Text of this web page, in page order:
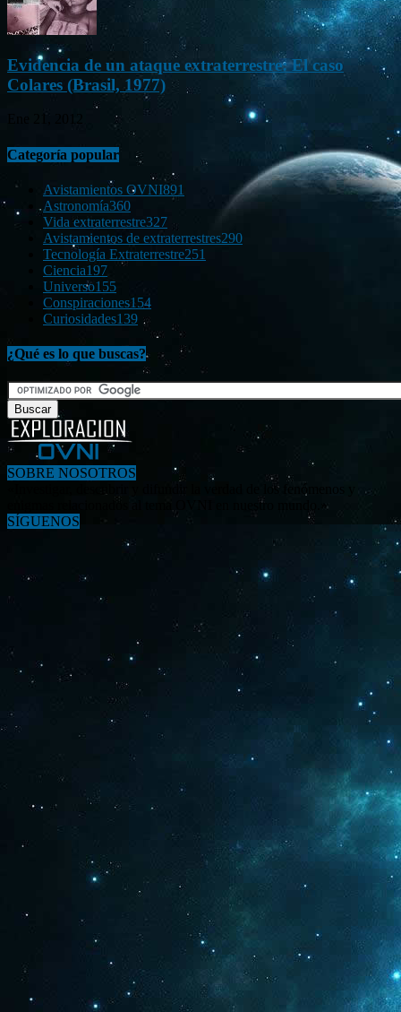
Evidencia de un ataque extraterrestre: El caso
Colares (Brasil, 1977)
Categoría popular
Avistamientos OVNI891
Astronomía360
Vida extraterrestre327
Avistamientos de extraterrestres290
Tecnología Extraterrestre251
Ciencia197
Universo155
Conspiraciones154
Curiosidades139
¿Qué es lo que buscas?
SOBRE NOSOTROS
«Investigar, descubrir y difundir la verdad de los fenómenos y
enigmas relacionados al tema OVNI en nuestro mundo.»
SÍGUENOS